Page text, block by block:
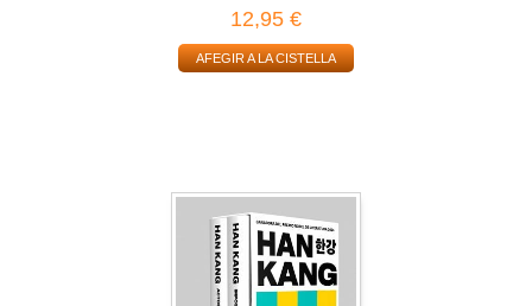
12,95 €
AFEGIR A LA CISTELLA